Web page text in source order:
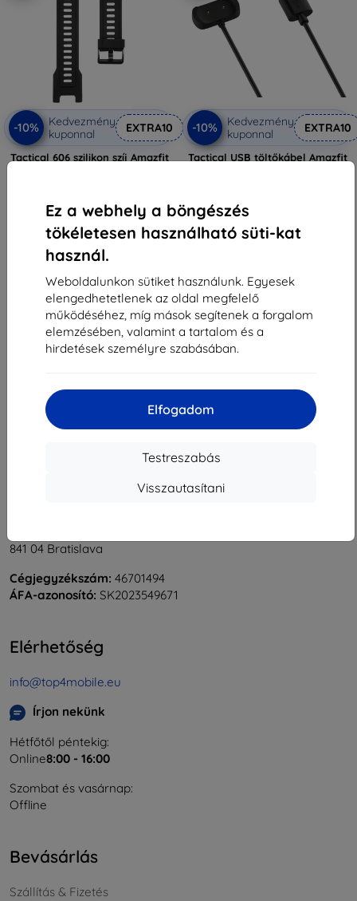
Ez a webhely a böngészés
tökéletesen használható süti-kat
használ.
Weboldalunkon sütiket használunk. Egyesek
elengedhetetlenek az oldal megfelelő
működéséhez, míg mások segítenek a forgalom
elemzésében, valamint a tartalom és a
hirdetések személyre szabásában.
Elfogadom
Testreszabás
Visszautasítani
-10%
Kedvezmény
kuponnal
EXTRA10
Tactical 606 szilikon szíj Amazfit
4 311 Ft
Utolsó darab raktáron
-10%
Kedvezmény
kuponnal
EXTRA10
Tactical USB töltőkábel Amazfit
4 941 Ft
Raktáron > 5 darab
Összes találat6.
841 04 Bratislava
Cégjegyzékszám: 46701494
ÁFA-azonosító: SK2023549671
Elérhetőség
info@top4mobile.eu
Írjon nekünk
Hétfőtől péntekig:
Online8:00 - 16:00
Szombat és vasárnap:
Offline
Bevásárlás
Szállítás & Fizetés